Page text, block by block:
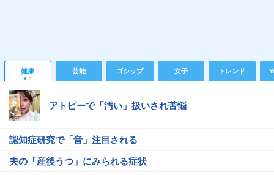
健康 芸能 ゴシップ 女子 トレンド
アトピーで「汚い」扱いされ苦悩
認知症研究で「音」注目される
夫の「産後うつ」にみられる症状